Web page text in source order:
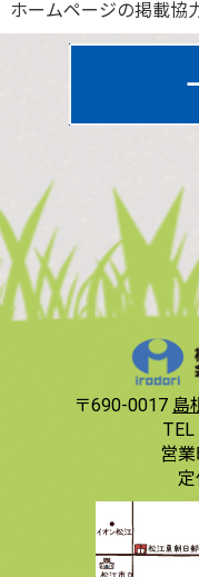
ホームページの掲載協
〒690-0017 島
TEL
営業
定